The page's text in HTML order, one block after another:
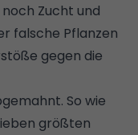
Zucht und
falsche Pflanzen
gegen die
So wie
größten